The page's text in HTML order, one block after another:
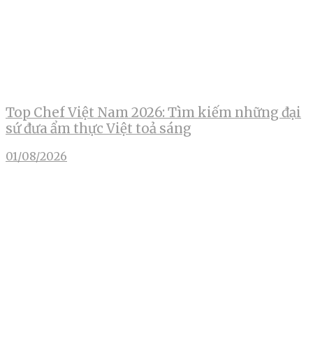
Top Chef Việt Nam 2026: Tìm kiếm những đại
sứ đưa ẩm thực Việt toả sáng
01/08/2026